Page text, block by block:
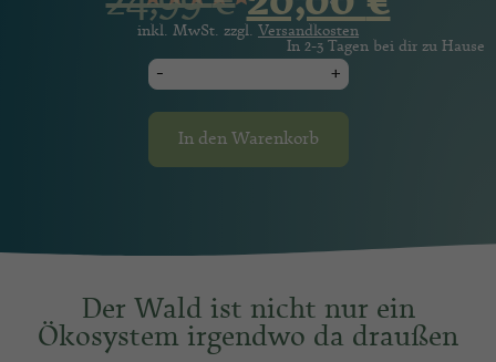
inkl. MwSt. zzgl. Versandkosten
In 2-3 Tagen bei dir zu Hause
- +
In den Warenkorb
Der Wald ist nicht nur ein
Ökosystem irgendwo da draußen